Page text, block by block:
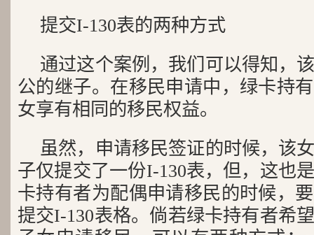
提交I-130表的两种方式
通过这个案例，我们可以得知，
公的继子。在移民申请中，绿卡持
女享有相同的移民权益。
虽然，申请移民签证的时候，该
子仅提交了一份I-130表，但，这也
卡持有者为配偶申请移民的时候，
提交I-130表格。倘若绿卡持有者希